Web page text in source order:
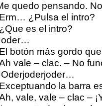
quedo pensando.
¿Pulsa el intro?
es el intro?
botón más gordo
vale – clac. – No
la barra
vale, vale – clac –